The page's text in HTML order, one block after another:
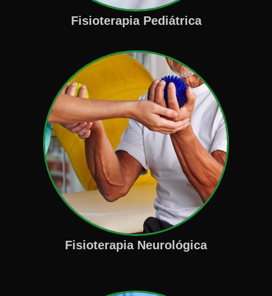
Fisioterapia Pediátrica
Fisioterapia Neurológica